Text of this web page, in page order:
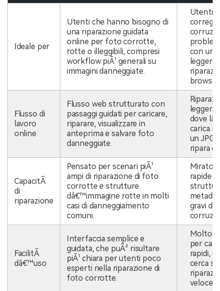
Ideale per
Utenti che hanno bisogno di
una riparazione guidata
online per foto corrotte,
rotte o illeggibili, compresi
workflow piÃ¹ generali su
immagini danneggiate.
Utenti
con
leggero
browser.
Flusso di
lavoro
online
Flusso web strutturato con
passaggi guidati per caricare,
riparare, visualizzare in
anteprima e salvare foto
danneggiate.
leggera
dove
carica
un JPG
ripara
CapacitÃ
di
riparazione
Pensato per scenari piÃ¹
ampi di riparazione di foto
corrotte e strutture
dâ€™immagine rotte in molti
casi di danneggiamento
comuni.
Mirato
rapide
gravi
FacilitÃ
dâ€™uso
Interfaccia semplice e
guidata, che puÃ² risultare
piÃ¹ chiara per utenti poco
esperti nella riparazione di
foto corrotte.
Molto
per
rapidi,
cerca
veloce